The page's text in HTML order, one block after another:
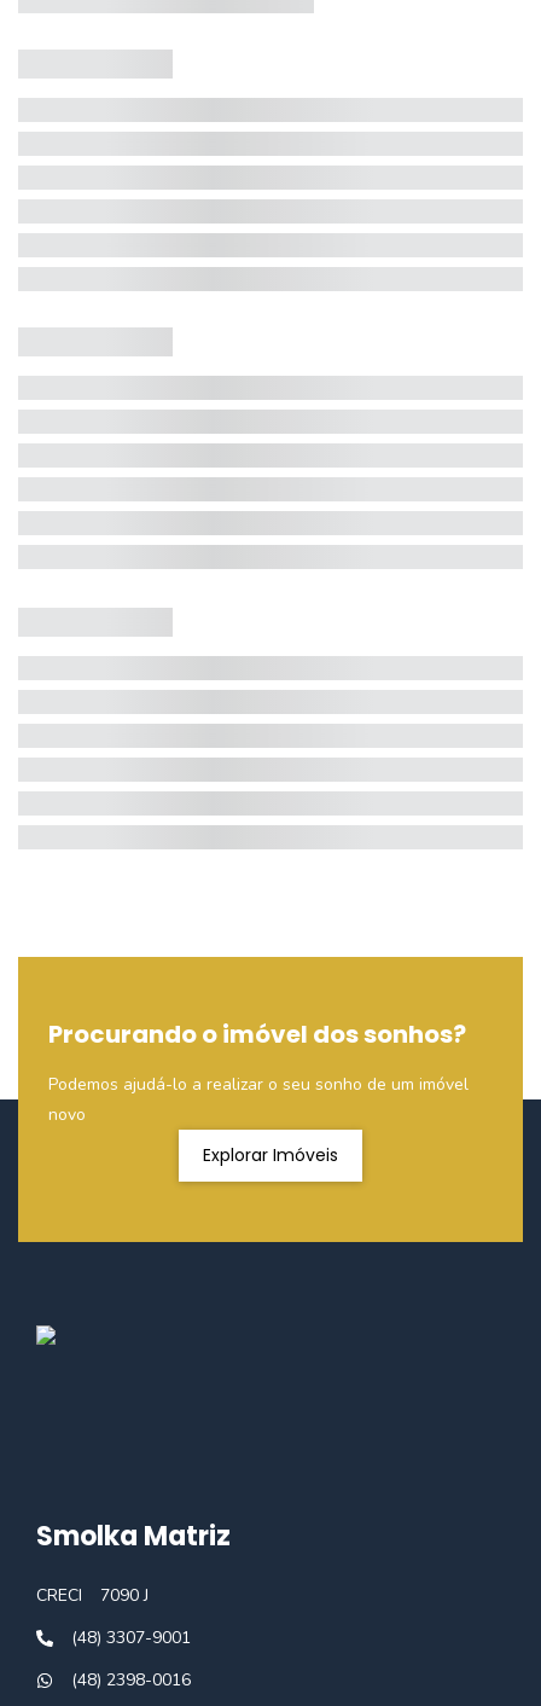
Procurando o imóvel dos sonhos?
Podemos ajudá-lo a realizar o seu sonho de um imóvel
novo
Explorar Imóveis
Smolka Matriz
CRECI
7090 J
(48) 3307-9001
(48) 2398-0016